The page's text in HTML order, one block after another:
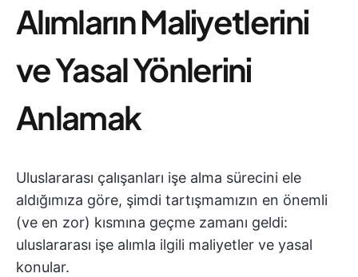
Alımların Maliyetlerini
ve Yasal Yönlerini
Anlamak
Uluslararası çalışanları işe alma sürecini ele
aldığımıza göre, şimdi tartışmamızın en önemli
(ve en zor) kısmına geçme zamanı geldi:
uluslararası işe alımla ilgili maliyetler ve yasal
konular.